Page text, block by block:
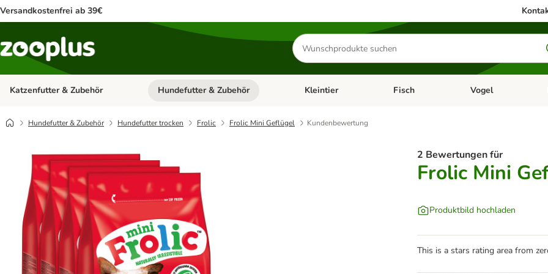
Versandkostenfrei ab 39€
Produkte
suchen
Katzenfutter & Zubehör Kategorie-Menü öffnen: Katzenfutter & Zubehör
Hundefutter & Zubehör Kategorie-Menü öffnen: Hundefutter & Zubehör
Kleintier Kategorie-Menü öffnen: Kleintier
Fisch Kategorie-Menü
Vogel
Hundefutter & Zubehör Hundefutter trocken Frolic Frolic Mini Geflügel Kundenbewertung
2 Bewertungen für
Frolic Mini
Produktbild hochladen
This is a stars rating area from